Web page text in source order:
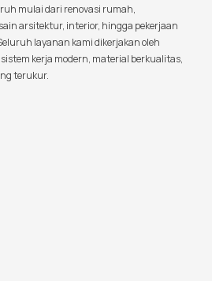
mulai dari renovasi rumah,
arsitektur, interior, hingga pekerjaan
layanan kami dikerjakan oleh
kerja modern, material berkualitas,
terukur.